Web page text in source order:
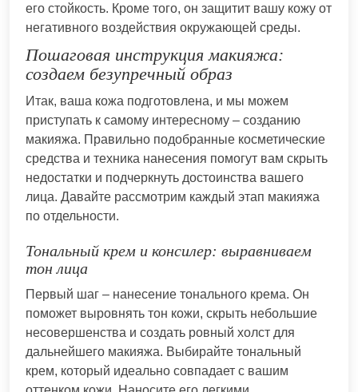
его стойкость. Кроме того, он защитит вашу кожу от
негативного воздействия окружающей среды.
Пошаговая инструкция макияжа:
создаем безупречный образ
Итак, ваша кожа подготовлена, и мы можем
приступать к самому интересному – созданию
макияжа. Правильно подобранные косметические
средства и техника нанесения помогут вам скрыть
недостатки и подчеркнуть достоинства вашего
лица. Давайте рассмотрим каждый этап макияжа
по отдельности.
Тональный крем и консилер: выравниваем
тон лица
Первый шаг – нанесение тонального крема. Он
поможет выровнять тон кожи, скрыть небольшие
несовершенства и создать ровный холст для
дальнейшего макияжа. Выбирайте тональный
крем, который идеально совпадает с вашим